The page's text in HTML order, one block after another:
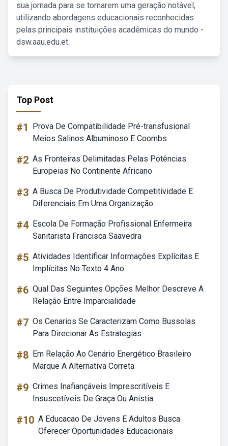
sua jornada para se tornarem uma geração notável,
utilizando abordagens educacionais reconhecidas
pelas principais instituições acadêmicas do mundo -
dsw.aau.edu.et.
Top Post
#1
Prova De Compatibilidade Pré-transfusional
Meios Salinos Albuminoso E Coombs
#2 As Fronteiras Delimitadas Pelas Potências
Europeias No Continente Africano
#3 A Busca De Produtividade Competitividade E
Diferenciais Em Uma Organização
#4 Escola De Formação Profissional Enfermeira
Sanitarista Francisca Saavedra
#5 Atividades Identificar Informações Explícitas E
Implícitas No Texto 4 Ano
#6 Qual Das Seguintes Opções Melhor Descreve A
Relação Entre Imparcialidade
#7 Os Cenarios Se Caracterizam Como Bussolas
Para Direcionar As Estrategias
#8 Em Relação Ao Cenário Energético Brasileiro
Marque A Alternativa Correta
#9 Crimes Inafiançáveis Imprescritíveis E
Insuscetíveis De Graça Ou Anistia
#10 A Educacao De Jovens E Adultos Busca
Oferecer Oportunidades Educacionais